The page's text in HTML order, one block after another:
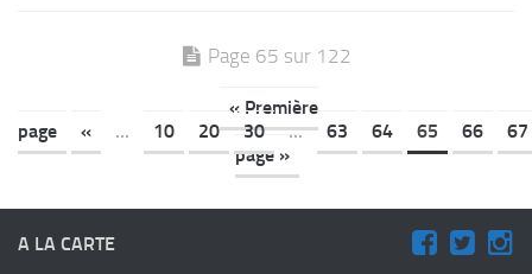
Page 65 sur 122
« Première
page
« ... 10 20 30 ... 63 64 65 66
67
page »
A LA CARTE